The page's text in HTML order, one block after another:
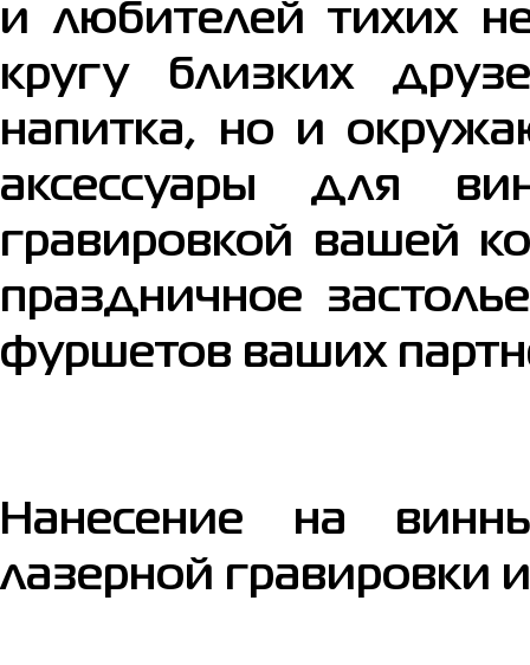
и любителей тихих
кругу близких
напитка, но и
аксессуары для
гравировкой вашей
праздничное
фуршетов ваших
Нанесение на
лазерной гравировки